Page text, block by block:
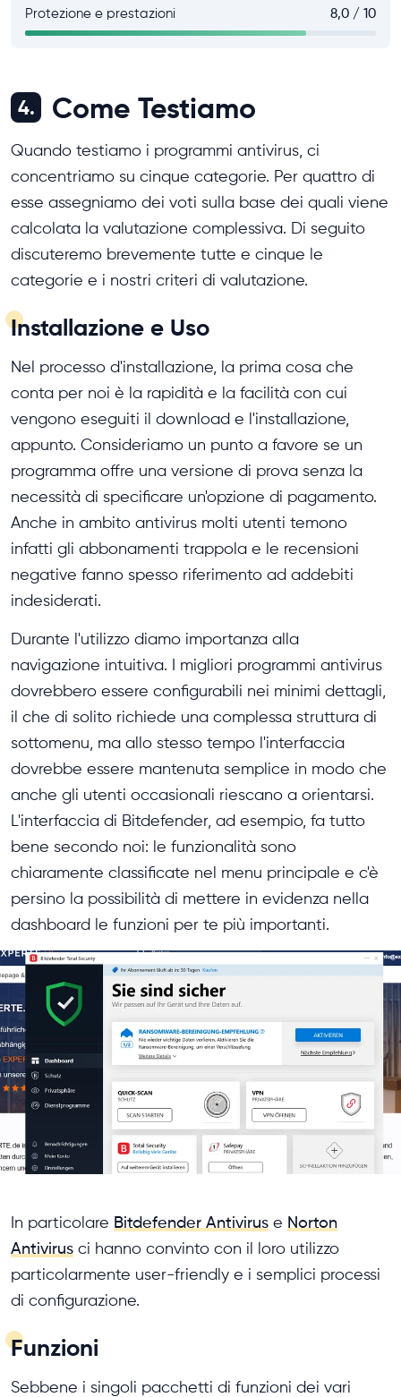
Protezione e prestazioni 8,0 / 10
4. Come Testiamo
Quando testiamo i programmi antivirus, ci
concentriamo su cinque categorie. Per quattro di
esse assegniamo dei voti sulla base dei quali viene
calcolata la valutazione complessiva. Di seguito
discuteremo brevemente tutte e cinque le
categorie e i nostri criteri di valutazione.
Installazione e Uso
Nel processo d'installazione, la prima cosa che
conta per noi è la rapidità e la facilità con cui
vengono eseguiti il download e l'installazione,
appunto. Consideriamo un punto a favore se un
programma offre una versione di prova senza la
necessità di specificare un'opzione di pagamento.
Anche in ambito antivirus molti utenti temono
infatti gli abbonamenti trappola e le recensioni
negative fanno spesso riferimento ad addebiti
indesiderati.
Durante l'utilizzo diamo importanza alla
navigazione intuitiva. I migliori programmi antivirus
dovrebbero essere configurabili nei minimi dettagli,
il che di solito richiede una complessa struttura di
sottomenu, ma allo stesso tempo l'interfaccia
dovrebbe essere mantenuta semplice in modo che
anche gli utenti occasionali riescano a orientarsi.
L'interfaccia di Bitdefender, ad esempio, fa tutto
bene secondo noi: le funzionalità sono
chiaramente classificate nel menu principale e c'è
persino la possibilità di mettere in evidenza nella
dashboard le funzioni per te più importanti.
In particolare Bitdefender Antivirus e Norton
Antivirus ci hanno convinto con il loro utilizzo
particolarmente user-friendly e i semplici processi
di configurazione.
Funzioni
Sebbene i singoli pacchetti di funzioni dei vari